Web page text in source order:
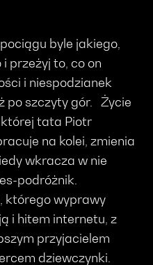
byle jakiego,
przeżyj to, co on
i niespodzianek
po szczyty gór. Życie
tata Piotr
na kolei, zmienia
wkracza w nie
podróżnik.
którego wyprawy
i hitem internetu, z
przyjacielem
dziewczynki.